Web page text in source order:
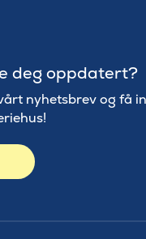
deg oppdatert?
nyhetsbrev og få